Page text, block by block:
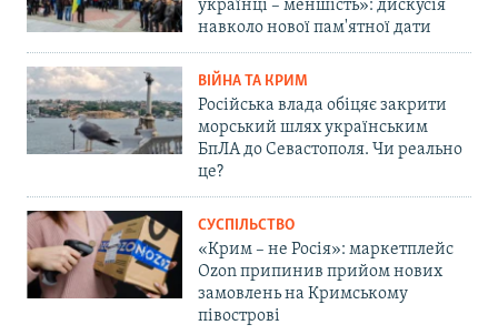
українці – меншість»: дискусія
навколо нової пам'ятної дати
ВІЙНА ТА КРИМ
Російська влада обіцяє закрити
морський шлях українським
БпЛА до Севастополя. Чи реально
це?
СУСПІЛЬСТВО
«Крим – не Росія»: маркетплейс
Ozon припинив прийом нових
замовлень на Кримському
півострові